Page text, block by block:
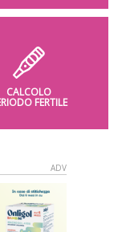
CALCOLO
FERTILE